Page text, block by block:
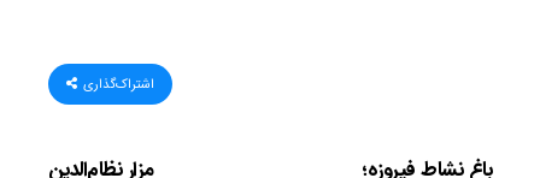
اشتراک‌گذاری
مزار نظام‌الدین باغ نشاط فیروزه؛